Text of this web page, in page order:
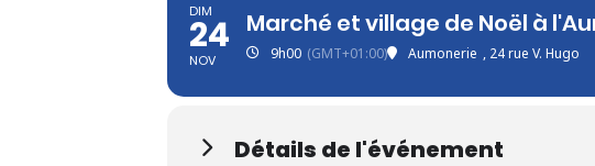
DIM
24
NOV
Marché et village de Noël à
9h00 (GMT+01:00) Aumonerie , 24 rue V. Hugo
Détails de l'événement